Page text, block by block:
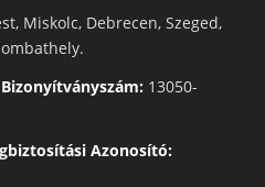
Miskolc, Debrecen, Szeged,
13050-
Azonosító: